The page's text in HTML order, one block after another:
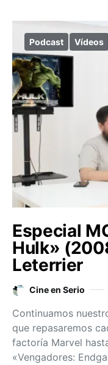
Podcast Vídeos
Especial
Hulk»
Leterrier
Cine en Serio
Continuamos
que repasaremos
factoría Marvel
«Vengadores: